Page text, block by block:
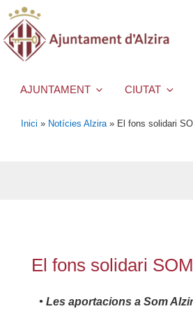
AJUNTAMENT CIUTAT
Inici » Notícies Alzira » El fons solidari
El fons solidari
• Les aportacions a Som